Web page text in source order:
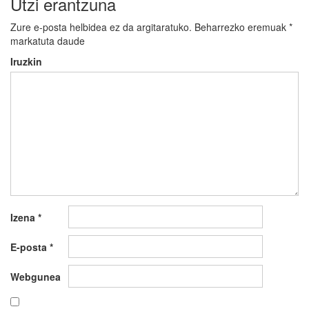
Zure e-posta helbidea ez da argitaratuko. Beharrezko eremuak *
markatuta daude
Iruzkin
Izena *
E-posta *
Webgunea